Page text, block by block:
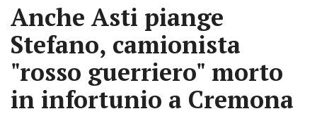
Anche Asti piange
Stefano, camionista
"rosso guerriero" morto
in infortunio a Cremona